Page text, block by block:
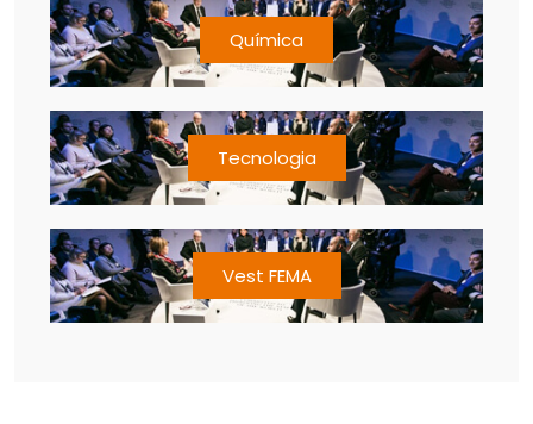
Química
Tecnologia
Vest FEMA